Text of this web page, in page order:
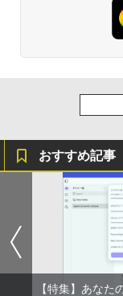
おすすめ記事
【特集】あな